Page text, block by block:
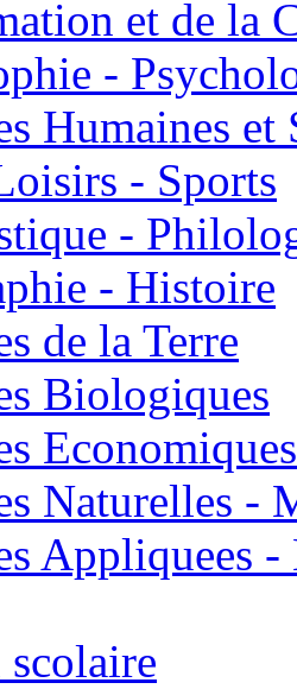
et de la
-
Humaines et
- Sports
-
- Histoire
de la Terre
Biologiques
Economiques
Naturelles -
Appliquees